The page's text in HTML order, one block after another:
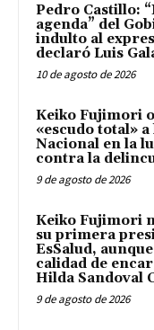
Pedro Castillo:
agenda” del
indulto al
declaró Luis
10 de agosto de 2026
Keiko Fujimori
«escudo total»
Nacional en la
contra la
9 de agosto de 2026
Keiko Fujimori
su primera
EsSalud,
calidad de
Hilda Sandoval
9 de agosto de 2026